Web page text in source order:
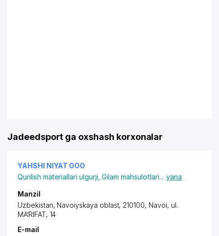
Jadeedsport ga oxshash korxonalar
YAHSHI NIYAT ООО
Qurilish materiallari ulgurji ,Gilam mahsulotlari... yana
Manzil
Uzbekistan, Navoiyskaya oblast, 210100, Navoi, ul.
MA‘RIFAT, 14
E-mail